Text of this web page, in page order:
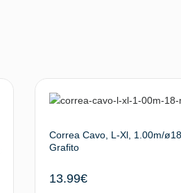
Correa Cavo, L-Xl, 1.00m/ø18
Grafito
13.99€